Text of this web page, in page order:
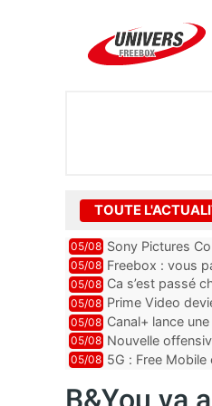
TOUTE
05/08 Sony Pictures
05/08 Freebox : vous
abonnements
05/08 Ca s’est passé
pointe le bout
05/08 Prime Video
ce lancement
05/08 Canal+ lance
05/08 Nouvelle
par Orange,
05/08 5G : Free